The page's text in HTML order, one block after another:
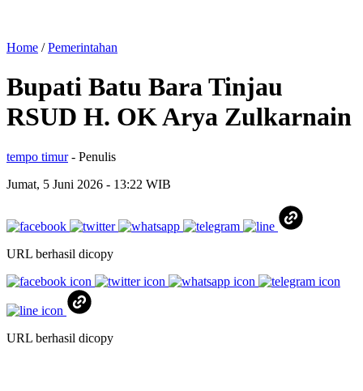
Home /Pemerintahan
Bupati Batu Bara Tinjau
RSUD H. OK Arya Zulkarnain
tempo timur - Penulis
Jumat, 5 Juni 2026 - 13:22 WIB
URL berhasil dicopy
URL berhasil dicopy